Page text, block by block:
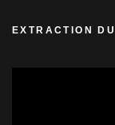
EXTRACTION